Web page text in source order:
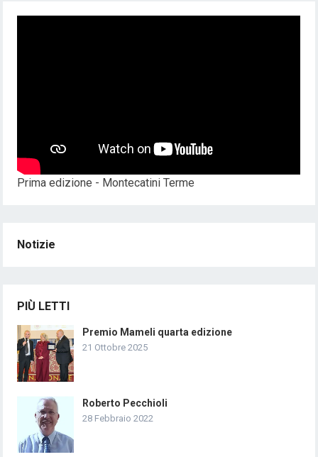
Prima edizione - Montecatini Terme
Notizie
PIÙ LETTI
Premio Mameli quarta edizione
21 Ottobre 2025
Roberto Pecchioli
28 Febbraio 2022